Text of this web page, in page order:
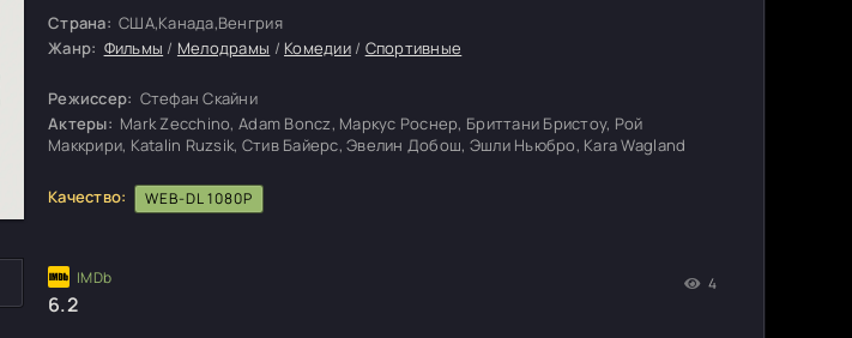
Страна: США,Канада,Венгрия
Жанр: Фильмы / Мелодрамы / Комедии/ Спортивные
Режиссер: Стефан Скайни
Актеры: Mark Zecchino, Adam Boncz, Маркус Роснер, Бриттани Бристоу, Рой
Маккрири, Katalin Ruzsik, Стив Байерс, Эвелин Добош, Эшли Ньюбро, Kara Wagland
Качество: WEB-DL 1080P
6.2
4